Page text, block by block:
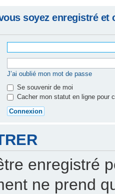
soyez enregistré
J’ai oublié mon mot de passe
Se souvenir de moi
Cacher mon statut en ligne pour
enregistré
ne prend